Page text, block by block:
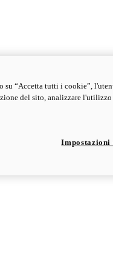
su “Accetta tutti i cookie”,
del sito, analizzare
Impostazioni